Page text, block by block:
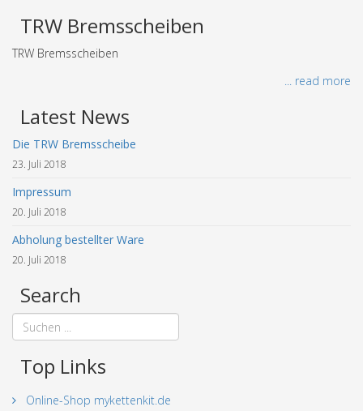
TRW Bremsscheiben
TRW Bremsscheiben
... read more
Latest News
Die TRW Bremsscheibe
23. Juli 2018
Impressum
20. Juli 2018
Abholung bestellter Ware
20. Juli 2018
Search
Top Links
Online-Shop mykettenkit.de